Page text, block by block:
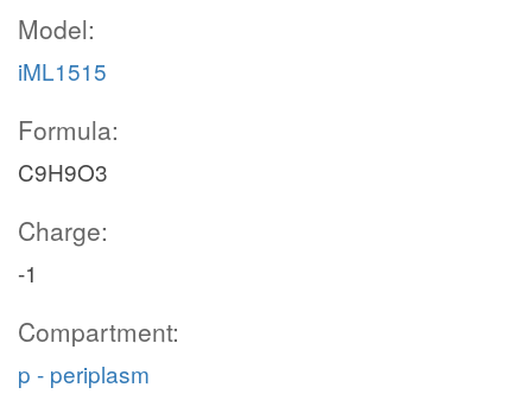
Model:
iML1515
Formula:
C9H9O3
Charge:
-1
Compartment:
p - periplasm